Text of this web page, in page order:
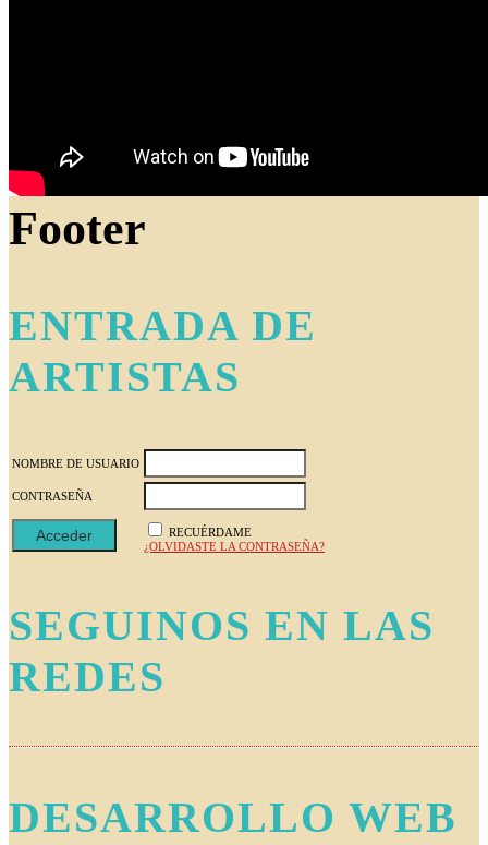
Footer
ENTRADA DE
ARTISTAS
NOMBRE DE USUARIO
CONTRASEÑA
RECUÉRDAME
¿OLVIDASTE LA CONTRASEÑA?
SEGUINOS EN LAS
REDES
DESARROLLO WEB